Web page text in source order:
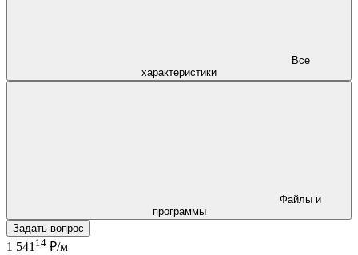
характеристики
программы
Задать вопрос
1 541 14 ₽/м